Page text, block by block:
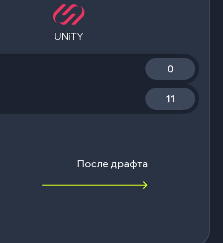
UNiTY
0
11
После драфта